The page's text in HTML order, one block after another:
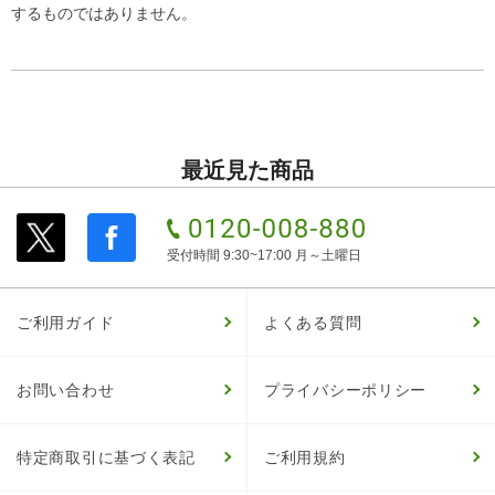
するものではありません。
最近見た商品
受付時間 9:30~17:00 月～土曜日
ご利用ガイド よくある質問
お問い合わせ プライバシーポリシー
特定商取引に基づく表記 ご利用規約